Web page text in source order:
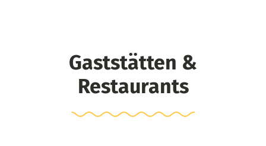
Gaststätten &
Restaurants